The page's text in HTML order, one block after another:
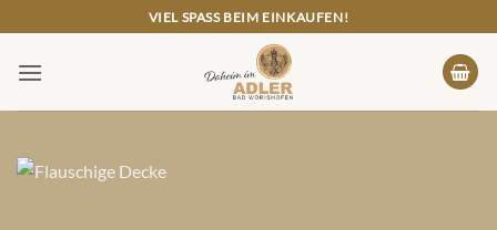
Inhalt
springen
VIEL SPASS BEIM EINKAUFEN!